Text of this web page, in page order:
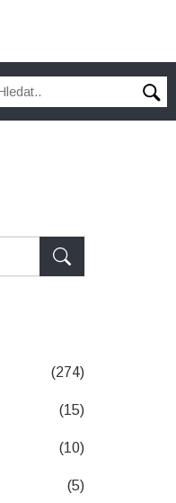
(274)
(15)
(10)
(5)